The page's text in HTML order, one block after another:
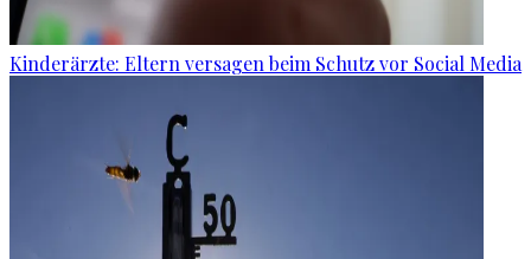
Kinderärzte: Eltern versagen beim Schutz vor Social Media